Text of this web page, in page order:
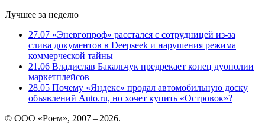
Лучшее за неделю
27.07 «Энергопроф» расстался с сотрудницей из-за
слива документов в Deepseek и нарушения режима
коммерческой тайны
21.06 Владислав Бакальчук предрекает конец дуополии
маркетплейсов
28.05 Почему «Яндекс» продал автомобильную доску
объявлений Auto.ru, но хочет купить «Островок»?
© ООО «Роем», 2007 – 2026.